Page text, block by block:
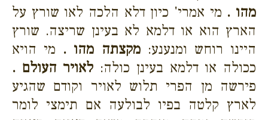
מהו . מי אמרי' כיון דלא הלכה לאו שורץ על
הארץ הוא או דלמא לא בעינן שריצה. שורץ
היינו רוחש ומנענע:מקצתה מהו . מי הויא
ככולה או דלמא בעינן כולה: לאויר העולם .
פירשה מן הפרי תלוש לאויר וקודם שהגיע
לארץ קלטה בפיו לבולעה אם תימצי לומר